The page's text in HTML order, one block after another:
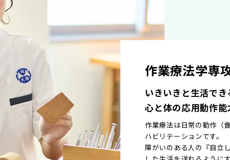
作業療法学専
いきいきと生活でき
心と体の応用動作能
作業療法は日常の動作（
ハビリテーションです。
障がいのある人の『自立